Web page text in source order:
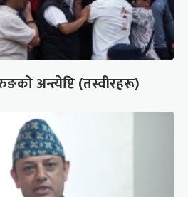
अन्त्येष्टि (तस्वीरहरू)